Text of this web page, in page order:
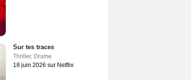
Sur tes traces
Thriller, Drame
18 juin 2026 sur Netflix